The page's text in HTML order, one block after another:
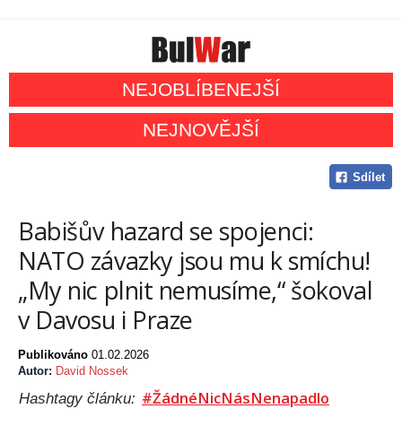
NEJOBLÍBENEJŠÍ
NEJNOVĚJŠÍ
Sdílet
Babišův hazard se spojenci:
NATO závazky jsou mu k smíchu!
„My nic plnit nemusíme,“ šokoval
v Davosu i Praze
Publikováno 01.02.2026
Autor: David Nossek
Hashtagy článku: #ŽádnéNicNásNenapadlo